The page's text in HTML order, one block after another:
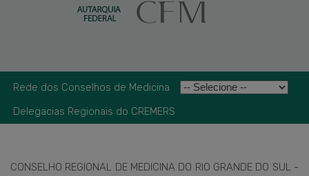
Rede dos Conselhos de Medicina
Delegacias Regionais do CREMERS
CONSELHO REGIONAL DE MEDICINA DO RIO GRANDE DO SUL -